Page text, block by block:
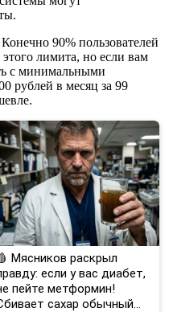
90% пользователей
лимита, но если вам
с минимальными
рублей в месяц за 99
Мясников раскрыл
если у вас диабет,
пейте метформин!
сахар обычный...